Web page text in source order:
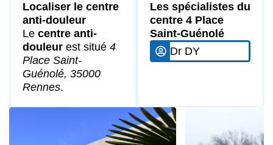
Localiser le centre
anti-douleur
Le centre anti-
douleur est situé 4
Place Saint-
Guénolé, 35000
Rennes.
Les spécialistes du
centre 4 Place
Saint-Guénolé
Dr DY